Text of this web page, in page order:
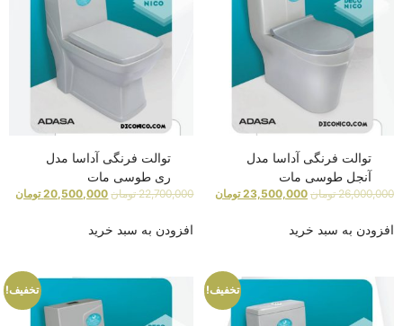
توالت فرنگی آداسا مدل
آنجل طوسی مات
26,000,000 تومان 23,500,000 تومان
افزودن به سبد خرید
توالت فرنگی آداسا مدل
ری طوسی مات
22,700,000 تومان 20,500,000 تومان
افزودن به سبد خرید
تخفیف! تخفیف!